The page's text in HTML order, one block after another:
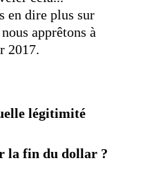
en dire plus sur
apprêtons à
2017.
légitimité
la fin du dollar ?